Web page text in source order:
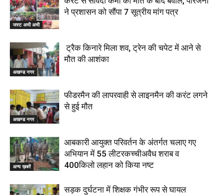
जस्ट अभी अभी
ने प्रशासन को सौंपा 7 सूत्रीय मांग पत्र
अखण्ड नगर
ट्रैक किनारे मिला शव, ट्रेन की चपेट में आने से
मौत की आशंका
अखण्ड नगर
फीडरमैन की लापरवाही से लाइनमैन की करंट लगने
से हुई मौत
अन्य ख़बरें
आबकारी आयुक्त परिवर्तन के अंतर्गत चलाए गए
अभियान में 55 लीटरकच्चीअवैध शराब व
400किलो लहान को किया नष्ट
सड़क दुर्घटना में शिक्षक गंभीर रूप से घायल